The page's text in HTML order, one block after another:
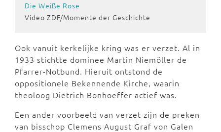
Die Weiße Rose
Video ZDF/Momente der Geschichte
Ook vanuit kerkelijke kring was er verzet. Al in
1933 stichtte dominee Martin Niemöller de
Pfarrer-Notbund. Hieruit ontstond de
oppositionele Bekennende Kirche, waarin
theoloog Dietrich Bonhoeffer actief was.
Een ander voorbeeld van verzet zijn de preken
van bisschop Clemens August Graf von Galen